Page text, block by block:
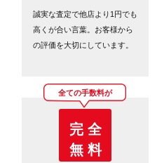
誠実な査定で他店より1円でも
高くが合い言葉。お客様から
の評価を大切にしています。
全ての手数料が
完 全
無 料